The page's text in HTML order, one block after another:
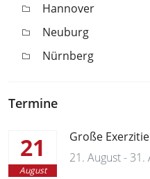
Hannover
Neuburg
Nürnberg
Termine
21
August
Große
21. August - 31.